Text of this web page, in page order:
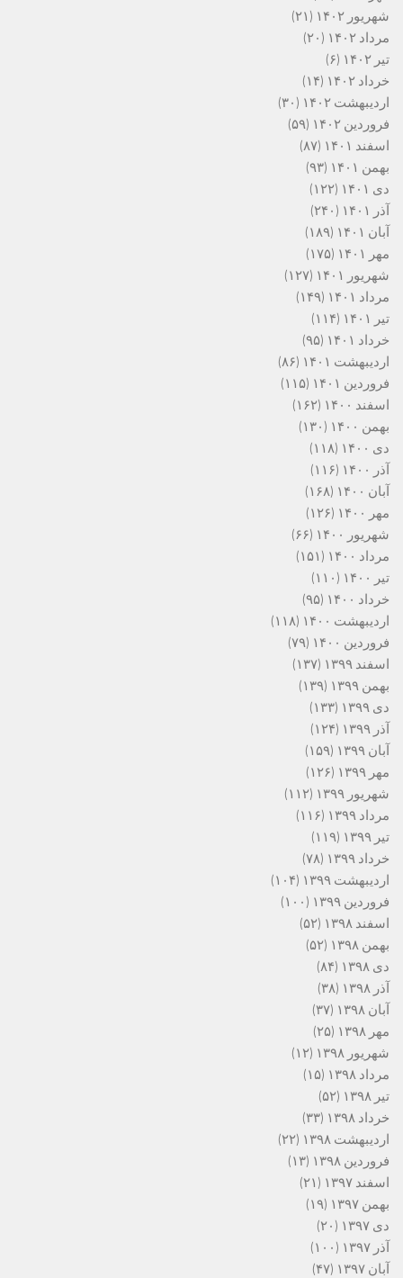
شهریور ۱۴۰۲
(۲۱)
مرداد ۱۴۰۲
(۲۰)
تیر ۱۴۰۲
(۶)
خرداد ۱۴۰۲
(۱۴)
اردیبهشت ۱۴۰۲
(۳۰)
فروردین ۱۴۰۲
(۵۹)
اسفند ۱۴۰۱
(۸۷)
بهمن ۱۴۰۱
(۹۳)
دی ۱۴۰۱
(۱۲۲)
آذر ۱۴۰۱
(۲۴۰)
آبان ۱۴۰۱
(۱۸۹)
مهر ۱۴۰۱
(۱۷۵)
شهریور ۱۴۰۱
(۱۲۷)
مرداد ۱۴۰۱
(۱۴۹)
تیر ۱۴۰۱
(۱۱۴)
خرداد ۱۴۰۱
(۹۵)
اردیبهشت ۱۴۰۱
(۸۶)
فروردین ۱۴۰۱
(۱۱۵)
اسفند ۱۴۰۰
(۱۶۲)
بهمن ۱۴۰۰
(۱۳۰)
دی ۱۴۰۰
(۱۱۸)
آذر ۱۴۰۰
(۱۱۶)
آبان ۱۴۰۰
(۱۶۸)
مهر ۱۴۰۰
(۱۲۶)
شهریور ۱۴۰۰
(۶۶)
مرداد ۱۴۰۰
(۱۵۱)
تیر ۱۴۰۰
(۱۱۰)
خرداد ۱۴۰۰
(۹۵)
اردیبهشت ۱۴۰۰
(۱۱۸)
فروردین ۱۴۰۰
(۷۹)
اسفند ۱۳۹۹
(۱۳۷)
بهمن ۱۳۹۹
(۱۳۹)
دی ۱۳۹۹
(۱۳۳)
آذر ۱۳۹۹
(۱۲۴)
آبان ۱۳۹۹
(۱۵۹)
مهر ۱۳۹۹
(۱۲۶)
شهریور ۱۳۹۹
(۱۱۲)
مرداد ۱۳۹۹
(۱۱۶)
تیر ۱۳۹۹
(۱۱۹)
خرداد ۱۳۹۹
(۷۸)
اردیبهشت ۱۳۹۹
(۱۰۴)
فروردین ۱۳۹۹
(۱۰۰)
اسفند ۱۳۹۸
(۵۲)
بهمن ۱۳۹۸
(۵۲)
دی ۱۳۹۸
(۸۴)
آذر ۱۳۹۸
(۳۸)
آبان ۱۳۹۸
(۳۷)
مهر ۱۳۹۸
(۲۵)
شهریور ۱۳۹۸
(۱۲)
مرداد ۱۳۹۸
(۱۵)
تیر ۱۳۹۸
(۵۲)
خرداد ۱۳۹۸
(۳۳)
اردیبهشت ۱۳۹۸
(۲۲)
فروردین ۱۳۹۸
(۱۳)
اسفند ۱۳۹۷
(۲۱)
بهمن ۱۳۹۷
(۱۹)
دی ۱۳۹۷
(۲۰)
آذر ۱۳۹۷
(۱۰۰)
آبان ۱۳۹۷
(۴۷)